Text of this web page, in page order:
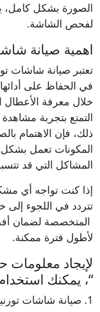
الصورة بشكل كامل،
لفحص الشاشة.
اهمية صيانة
تعتبر صيانة شاشات
في الحفاظ على
خلال معرفة الأعطال
التمتع بتجربة
ذلك، فإن الاهتمام
المكونات تعمل
المشاكل التي قد
إذا كنت تواجه أي
تتردد في اللجوء إلى
المتخصصة لضمان
لأطول فترة ممكنة.
لإيجاد
“، يمكنك استخدام
1. صيانة شاشات تورنيدو